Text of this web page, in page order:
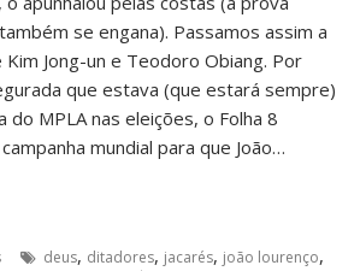
se engana). Passamos assim a
Jong-un e Teodoro Obiang. Por
que estava (que estará sempre)
do MPLA nas eleições, o Folha 8
mundial para que João…
deus, ditadores, jacarés, joão lourenço,